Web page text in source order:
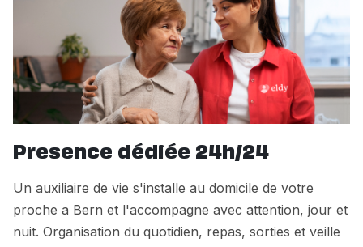
Presence dédiée 24h/24
Un auxiliaire de vie s'installe au domicile de votre
proche a Bern et l'accompagne avec attention, jour et
nuit. Organisation du quotidien, repas, sorties et veille